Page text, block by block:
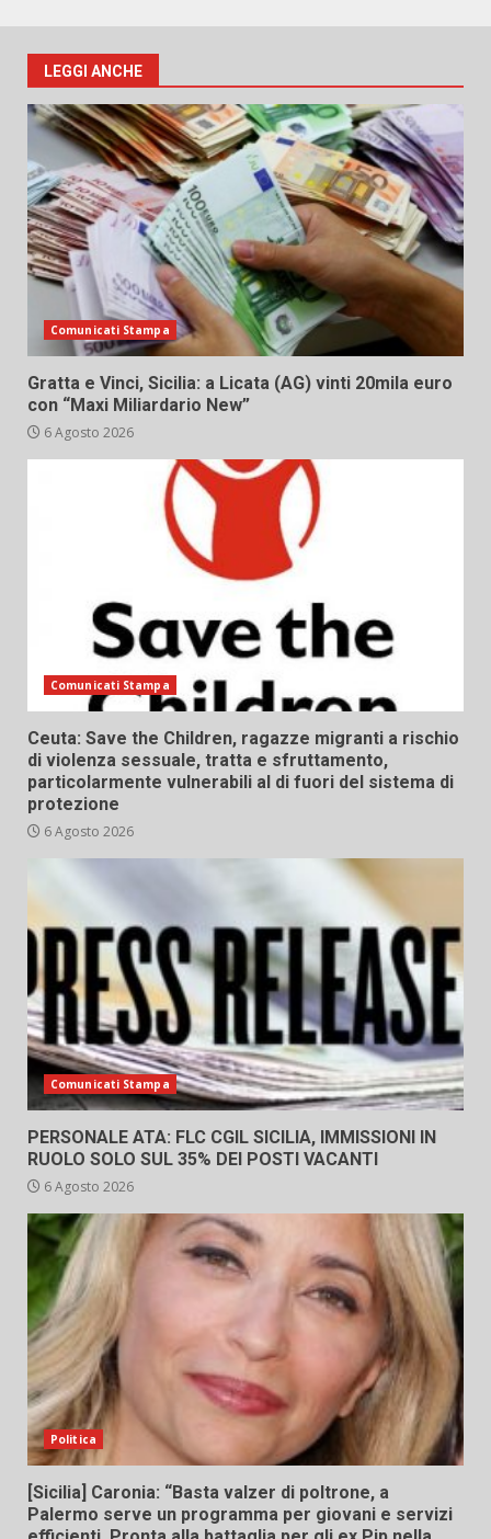
LEGGI ANCHE
Comunicati Stampa
Gratta e Vinci, Sicilia: a Licata (AG) vinti 20mila euro
con “Maxi Miliardario New”
6 Agosto 2026
Comunicati Stampa
Ceuta: Save the Children, ragazze migranti a rischio
di violenza sessuale, tratta e sfruttamento,
particolarmente vulnerabili al di fuori del sistema di
protezione
6 Agosto 2026
Comunicati Stampa
PERSONALE ATA: FLC CGIL SICILIA, IMMISSIONI IN
RUOLO SOLO SUL 35% DEI POSTI VACANTI
6 Agosto 2026
Politica
[Sicilia] Caronia: “Basta valzer di poltrone, a
Palermo serve un programma per giovani e servizi